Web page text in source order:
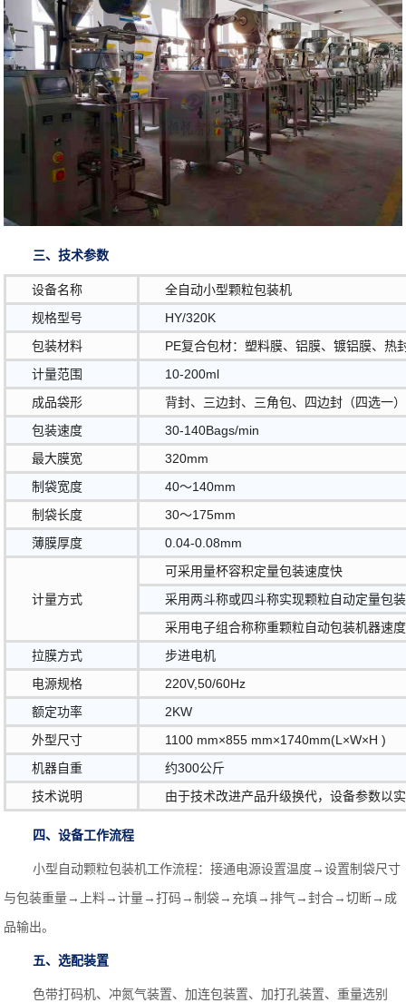
三、技术参数
设备名称
全自动小型颗粒包装机
规格型号
HY/320K
包装材料
PE复合包材：塑料膜、铝膜、镀铝膜、热
计量范围
10-200ml
成品袋形
背封、三边封、三角包、四边封（四选一）
包装速度
30-140Bags/min
最大膜宽
320mm
制袋宽度
40～140mm
制袋长度
30～175mm
薄膜厚度
0.04-0.08mm
计量方式
可采用量杯容积定量包装速度快
采用两斗称或四斗称实现颗粒自动定量包
采用电子组合称称重颗粒自动包装机器速
拉膜方式
步进电机
电源规格
220V,50/60Hz
额定功率
2KW
外型尺寸
1100 mm×855 mm×1740mm(L×W×H )
机器自重
约300公斤
技术说明
由于技术改进产品升级换代，设备参数以
四、设备工作流程
小型自动颗粒包装机工作流程：接通电源设置温度→设置制袋尺寸
与包装重量→上料→计量→打码→制袋→充填→排气→封合→切断→成
品输出。
五、选配装置
色带打码机、冲氮气装置、加连包装置、加打孔装置、重量选别